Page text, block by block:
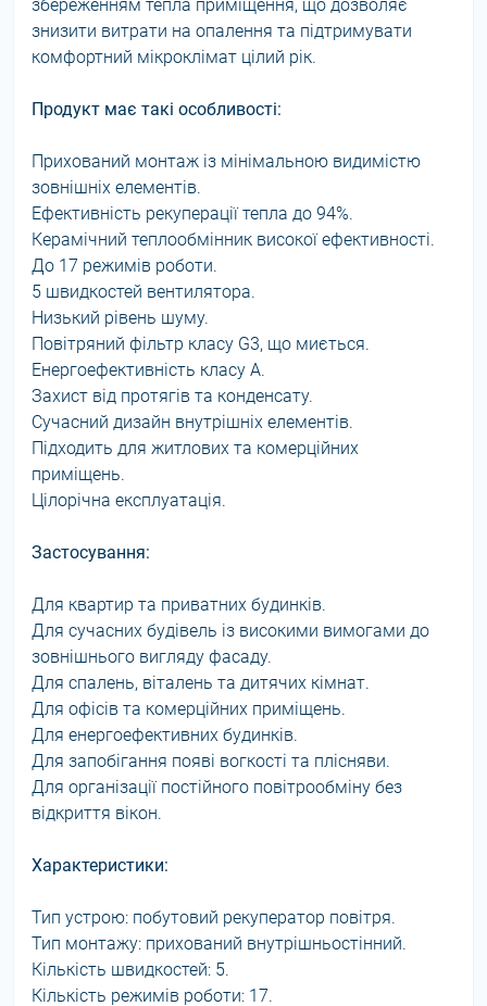
збереженням тепла приміщення, що дозволяє
знизити витрати на опалення та підтримувати
комфортний мікроклімат цілий рік.
Продукт має такі особливості:
Прихований монтаж із мінімальною видимістю
зовнішніх елементів.
Ефективність рекуперації тепла до 94%.
Керамічний теплообмінник високої ефективності.
До 17 режимів роботи.
5 швидкостей вентилятора.
Низький рівень шуму.
Повітряний фільтр класу G3, що миється.
Енергоефективність класу A.
Захист від протягів та конденсату.
Сучасний дизайн внутрішніх елементів.
Підходить для житлових та комерційних
приміщень.
Цілорічна експлуатація.
Застосування:
Для квартир та приватних будинків.
Для сучасних будівель із високими вимогами до
зовнішнього вигляду фасаду.
Для спалень, віталень та дитячих кімнат.
Для офісів та комерційних приміщень.
Для енергоефективних будинків.
Для запобігання появі вогкості та плісняви.
Для організації постійного повітрообміну без
відкриття вікон.
Характеристики:
Тип устрою: побутовий рекуператор повітря.
Тип монтажу: прихований внутрішньостінний.
Кількість швидкостей: 5.
Кількість режимів роботи: 17.